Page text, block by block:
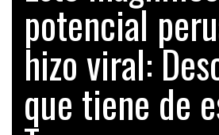
TECH
VIDEOS
potencial
hizo viral:
que tiene de